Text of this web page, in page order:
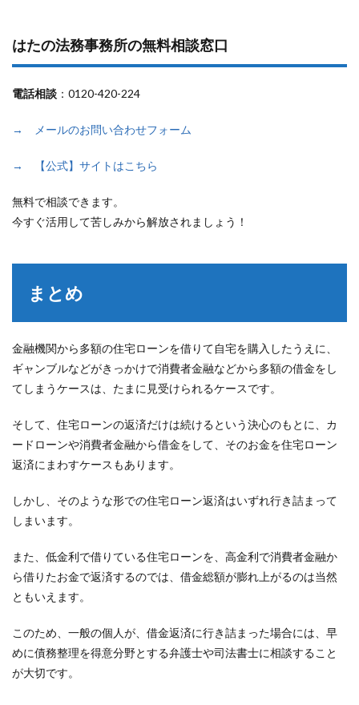
はたの法務事務所の無料相談窓口
電話相談 ：0120-420-224
→ メールのお問い合わせフォーム
→ 【公式】サイトはこちら
無料で相談できます。
今すぐ活用して苦しみから解放されましょう！
まとめ
金融機関から多額の住宅ローンを借りて自宅を購入したうえに、
ギャンブルなどがきっかけで消費者金融などから多額の借金をし
てしまうケースは、たまに見受けられるケースです。
そして、住宅ローンの返済だけは続けるという決心のもとに、カ
ードローンや消費者金融から借金をして、そのお金を住宅ローン
返済にまわすケースもあります。
しかし、そのような形での住宅ローン返済はいずれ行き詰まって
しまいます。
また、低金利で借りている住宅ローンを、高金利で消費者金融か
ら借りたお金で返済するのでは、借金総額が膨れ上がるのは当然
ともいえます。
このため、一般の個人が、借金返済に行き詰まった場合には、早
めに債務整理を得意分野とする弁護士や司法書士に相談すること
が大切です。